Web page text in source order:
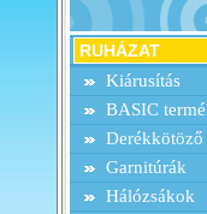
RUHÁZAT
Kiárusítás
BASIC
Garnitúrák
Hálózsákok